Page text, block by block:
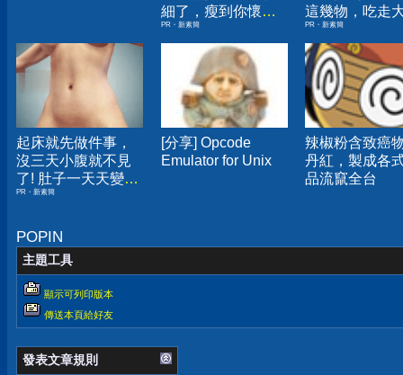
細了，瘦到你懷疑
人生
PR・新素簡
這幾物，吃走
囊，瘦出小蠻
PR・新素簡
起床就先做件事，
沒三天小腹就不見
了! 肚子一天天變
小！
PR・新素簡
[分享] Opcode
Emulator for Unix
辣椒粉含致癌
丹紅，製成各
品流竄全台
POPIN
主題工具
顯示可列印版本
傳送本頁給好友
發表文章規則